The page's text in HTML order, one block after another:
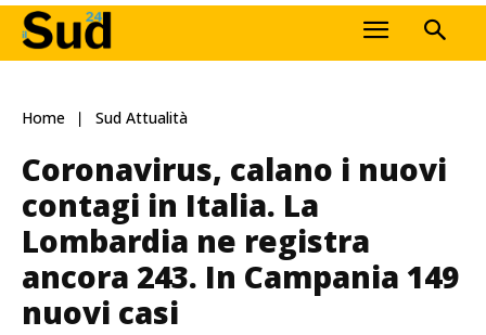
Home Sud Attualità
Coronavirus, calano i nuovi
contagi in Italia. La
Lombardia ne registra
ancora 243. In Campania 149
nuovi casi